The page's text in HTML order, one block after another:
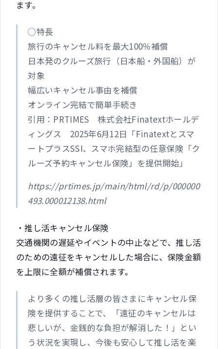
ます。
◯特長
旅行のキャンセル料を最大100％補償
日本発のクルーズ旅行（日本船・外国船）が
対象
幅広いキャンセル事由を補償
オンライン完結で簡単手続き
引用：PRTIMES 株式会社Finatextホールデ
ィングス 2025年6月12日「Finatextとスマ
ートプラスSSI、スマホ完結型の任意保険「ク
ルーズ予約キャンセル保険」を提供開始」
https://prtimes.jp/main/html/rd/p/000000
493.000012138.html
・推し活キャンセル保険
交通機関の遅延やイベントの中止などで、推し活
のための遠征をキャンセルした場合に、保険金額
を上限に全額が補償されます。
より多くの推し活層の皆さまにキャンセル保
険を提供することで、「遠征のキャンセルは
悲しいが、金銭的な負担が解消した！」とい
う状況を実現し、今後も安心して推し活を楽